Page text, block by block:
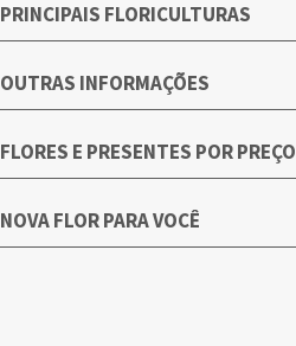
PRINCIPAIS FLORICULTURAS
OUTRAS INFORMAÇÕES
FLORES E PRESENTES POR PREÇO
NOVA FLOR PARA VOCÊ